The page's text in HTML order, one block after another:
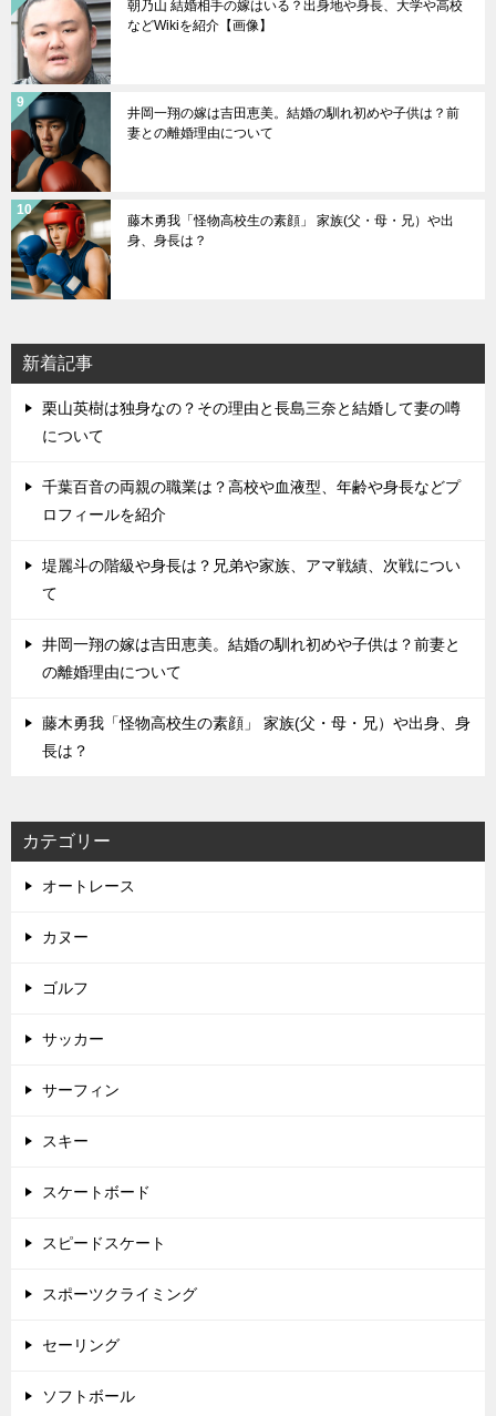
朝乃山 結婚相手の嫁はいる？出身地や身長、大学や高校
などWikiを紹介【画像】
井岡一翔の嫁は吉田恵美。結婚の馴れ初めや子供は？前
妻との離婚理由について
藤木勇我「怪物高校生の素顔」 家族(父・母・兄）や出
身、身長は？
新着記事
栗山英樹は独身なの？その理由と長島三奈と結婚して妻の噂
について
千葉百音の両親の職業は？高校や血液型、年齢や身長などプ
ロフィールを紹介
堤麗斗の階級や身長は？兄弟や家族、アマ戦績、次戦につい
て
井岡一翔の嫁は吉田恵美。結婚の馴れ初めや子供は？前妻と
の離婚理由について
藤木勇我「怪物高校生の素顔」 家族(父・母・兄）や出身、身
長は？
カテゴリー
オートレース
カヌー
ゴルフ
サッカー
サーフィン
スキー
スケートボード
スピードスケート
スポーツクライミング
セーリング
ソフトボール